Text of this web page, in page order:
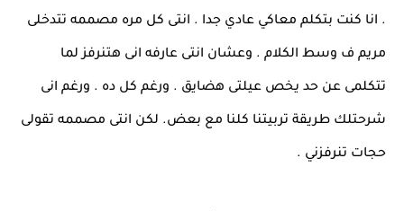
. انا كنت بتكلم معاكي عادي جدا . انتى كل مره مصممه تتدخلى
مريم ف وسط الكلام . وعشان انتى عارفه انى هتنرفز لما
تتكلمى عن حد يخص عيلتى هضايق . ورغم كل ده . ورغم انى
شرحتلك طريقة تربيتنا كلنا مع بعض. لكن انتى مصممه تقولى
حجات تنرفزني .